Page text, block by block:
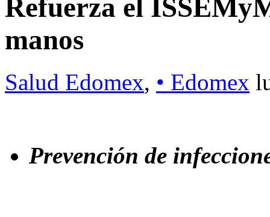
Refuerza el
manos
Salud Edomex, • Edomex
Prevención de